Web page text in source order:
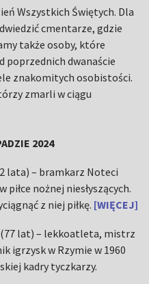
Wszystkich Świętych. Dla
cmentarze, gdzie
także osoby, które
poprzednich dwanaście
znakomitych osobistości.
zmarli w ciągu
2024
lata) – bramkarz Noteci
nożnej niesłyszących.
z niej piłkę. [WIĘCEJ]
(77 lat) – lekkoatleta, mistrz
igrzysk w Rzymie w 1960
kadry tyczkarzy.